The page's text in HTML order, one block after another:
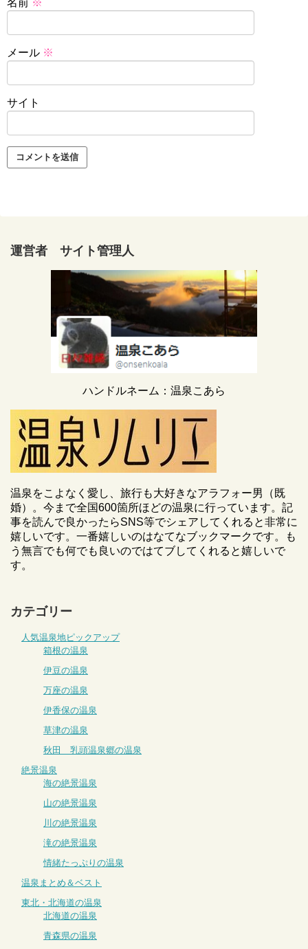
名前 ※
メール ※
サイト
運営者 サイト管理人
ハンドルネーム：温泉こあら
温泉をこよなく愛し、旅行も大好きなアラフォー男（既
婚）。今まで全国600箇所ほどの温泉に行っています。記
事を読んで良かったらSNS等でシェアしてくれると非常に
嬉しいです。一番嬉しいのはなてなブックマークです。も
う無言でも何でも良いのではてブしてくれると嬉しいで
す。
カテゴリー
人気温泉地ピックアップ
箱根の温泉
伊豆の温泉
万座の温泉
伊香保の温泉
草津の温泉
秋田 乳頭温泉郷の温泉
絶景温泉
海の絶景温泉
山の絶景温泉
川の絶景温泉
滝の絶景温泉
情緒たっぷりの温泉
温泉まとめ＆ベスト
東北・北海道の温泉
北海道の温泉
青森県の温泉